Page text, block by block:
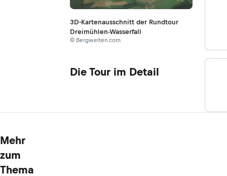
3D-Kartenausschnitt der Rundtour
Dreimühlen-Wasserfall
© Bergwelten.com
Die Tour im Detail
Mehr
zum
Thema